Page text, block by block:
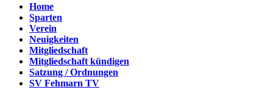
Home
Sparten
Verein
Neuigkeiten
Mitgliedschaft
Mitgliedschaft kündigen
Satzung / Ordnungen
SV Fehmarn TV